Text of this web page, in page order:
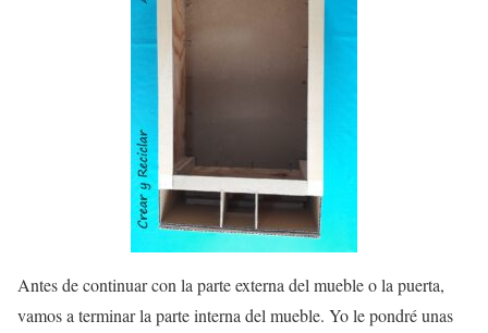
Antes de continuar con la parte externa del mueble o la puerta,
vamos a terminar la parte interna del mueble. Yo le pondré unas